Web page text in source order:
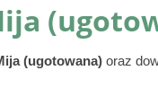
(ugotowana) oraz